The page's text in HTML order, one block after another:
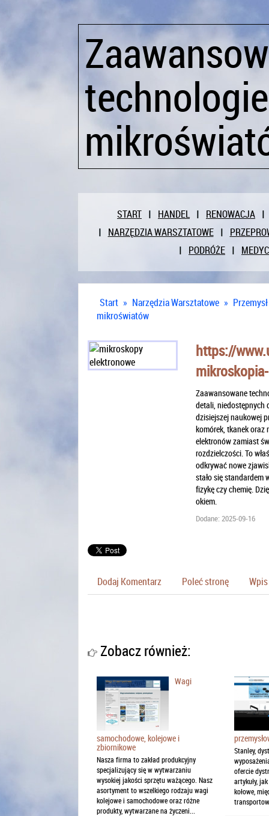
START HANDEL
RENOWACJA
NARZĘDZIA WARSZTATOWE
PODRÓŻE
Start » Narzędzia Warsztatowe »
mikroświatów
https://
Zaawansowane
detali, niedostępnych
dzisiejszej naukowej
komórek, tkanek oraz
elektronów zamiast
rozdzielczości. To
odkrywać nowe
stało się
fizykę czy chemię.
okiem.
Dodane: 2025-09-16
Dodaj Komentarz Poleć stronę
Zobacz również:
Wagi
samochodowe, kolejowe i
zbiornikowe
Nasza firma to zakład produkcyjny
specjalizujący się w wytwarzaniu
wysokiej jakości sprzętu ważącego. Nasz
asortyment to wszelkiego rodzaju wagi
kolejowe i samochodowe oraz różne
produkty, wytwarzane na życzeni...
Stanley,
ofercie
artykuły,
kołowe,